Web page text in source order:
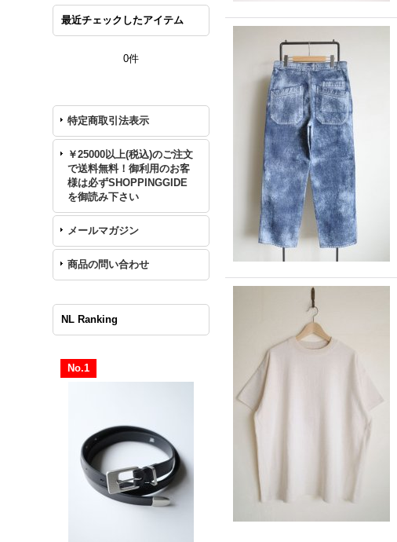
最近チェックしたアイテム
0件
特定商取引法表示
￥25000以上(税込)のご注文
で送料無料！御利用のお客
様は必ずSHOPPINGGIDE
を御読み下さい
メールマガジン
商品の問い合わせ
NL Ranking
No.1